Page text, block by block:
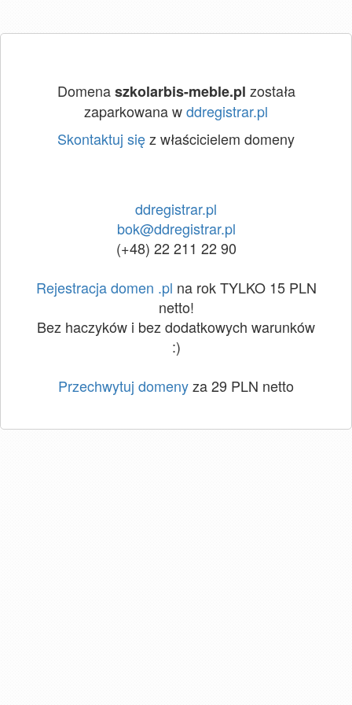
Domenaszkolarbis-meble.pl została
zaparkowana wddregistrar.pl
Skontaktuj sięz właścicielem domeny
ddregistrar.pl
bok@ddregistrar.pl
(+48) 22 211 22 90
Rejestracja domen .pl na rok TYLKO 15 PLN
netto!
Bez haczyków i bez dodatkowych warunków
:)
Przechwytuj domenyza 29 PLN netto